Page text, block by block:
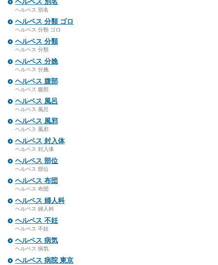
ヘルペス 別名
ヘルペス 別名
ヘルペス 分類 ゴロ
ヘルペス 分類 ゴロ
ヘルペス 分類
ヘルペス 分類
ヘルペス 分娩
ヘルペス 分娩
ヘルペス 腹部
ヘルペス 腹部
ヘルペス 風呂
ヘルペス 風呂
ヘルペス 風邪
ヘルペス 風邪
ヘルペス 封入体
ヘルペス 封入体
ヘルペス 部位
ヘルペス 部位
ヘルペス 布団
ヘルペス 布団
ヘルペス 婦人科
ヘルペス 婦人科
ヘルペス 不妊
ヘルペス 不妊
ヘルペス 病気
ヘルペス 病気
ヘルペス 病院 東京